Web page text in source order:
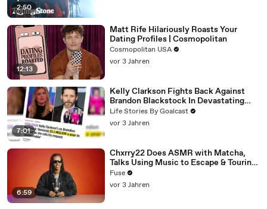
2:50
12:13
Matt Rife Hilariously Roasts Your
Dating Profiles | Cosmopolitan
Cosmopolitan USA
vor 3 Jahren
7:01
Kelly Clarkson Fights Back Against
Brandon Blackstock In Devastating
Divorce Battle
Life Stories By Goalcast
vor 3 Jahren
6:59
Chxrry22 Does ASMR with Matcha,
Talks Using Music to Escape & Touring
with The Weeknd
Fuse
vor 3 Jahren